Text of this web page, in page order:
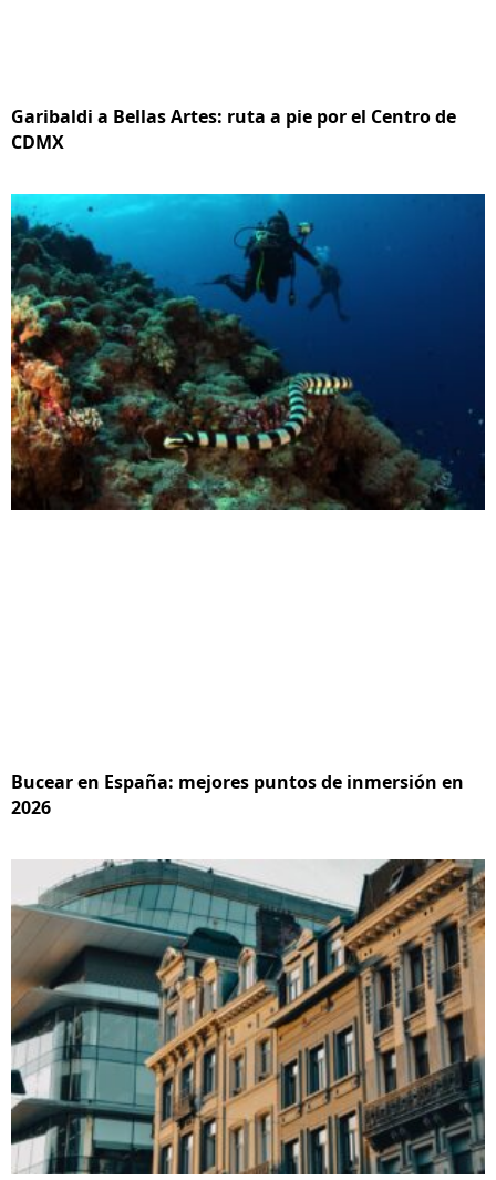
Garibaldi a Bellas Artes: ruta a pie por el Centro de
CDMX
Bucear en España: mejores puntos de inmersión en
2026